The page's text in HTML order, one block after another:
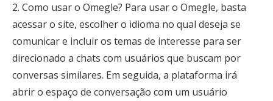
2. Como usar o Omegle? Para usar o Omegle, basta
acessar o site, escolher o idioma no qual deseja se
comunicar e incluir os temas de interesse para ser
direcionado a chats com usuários que buscam por
conversas similares. Em seguida, a plataforma irá
abrir o espaço de conversação com um usuário